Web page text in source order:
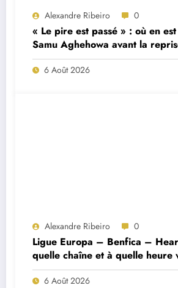
Alexandre Ribeiro 0
« Le pire est passé » : où en
Samu Aghehowa avant la
Porto ?
6 Août 2026
Alexandre Ribeiro 0
Ligue Europa – Benfica –
quelle chaîne et à quelle heure
match ?
6 Août 2026